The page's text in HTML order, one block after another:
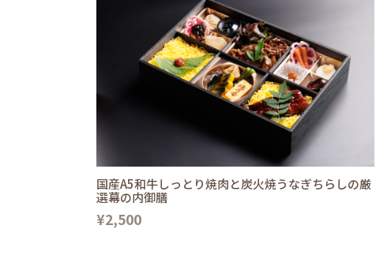
国産A5和牛しっとり焼肉と炭火焼うなぎちらしの厳
選幕の内御膳
¥2,500